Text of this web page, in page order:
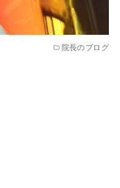
院長のブログ